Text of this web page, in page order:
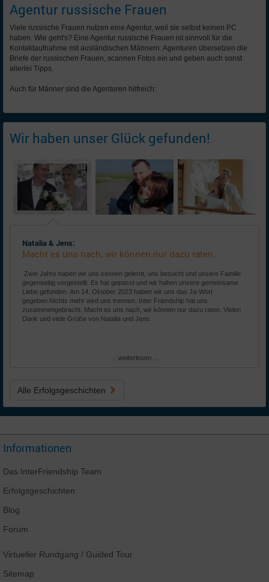
Agentur russische Frauen
Viele russische Frauen nutzen eine Agentur, weil sie selbst keinen PC
haben. Wie geht's? Eine Agentur russische Frauen ist sinnvoll für die
Kontaktaufnahme mit ausländischen Männern. Agenturen übersetzen die
Briefe der russischen Frauen, scannen Fotos ein und geben auch sonst
allerlei Tipps.
Auch für Männer sind die Agenturen hilfreich:
Wir haben unser Glück gefunden!
Natalia & Jens:
Macht es uns nach, wir können nur dazu raten.
Zwei Jahre haben wir uns kennen gelernt, uns besucht und unsere Familie
gegenseitig vorgestellt. Es hat gepasst und wir haben unsere gemeinsame
Liebe gefunden. Am 14. Oktober 2023 haben wir uns das Ja-Wort
gegeben.Nichts mehr wird uns trennen. Inter Friendship hat uns
zusammengebracht. Macht es uns nach, wir können nur dazu raten. Vielen
Dank und viele Grüße von Natalia und Jens.
.. weiterlesen ..
Alle Erfolgsgeschichten
Informationen
Das InterFriendship Team
Erfolgsgeschichten
Blog
Forum
Virtueller Rundgang / Guided Tour
Sitemap